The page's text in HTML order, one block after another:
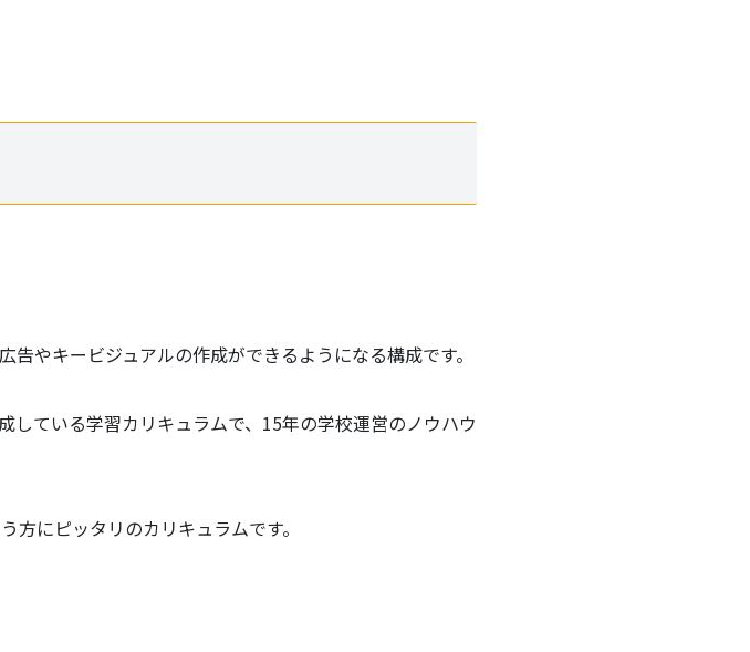
やキービジュアルの作成ができるようになる構成です。
ている学習カリキュラムで、15年の学校運営のノウハウ
にピッタリのカリキュラムです。